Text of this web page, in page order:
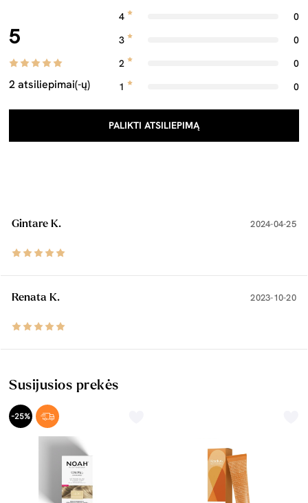
5
2 atsiliepimai(-ų)
4
0
3
0
2
0
1
0
PALIKTI ATSILIEPIMĄ
Gintare K. 2024-04-25
Renata K. 2023-10-20
Susijusios prekės
-25%